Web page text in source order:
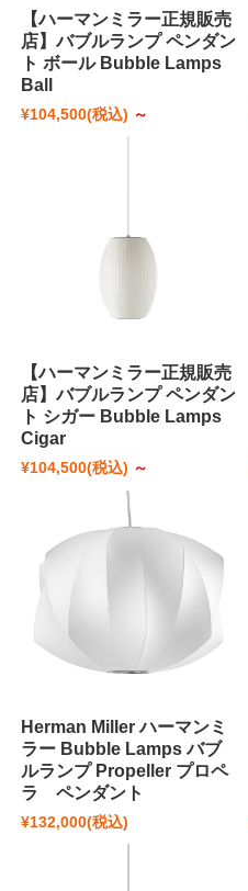
【ハーマンミラー正規販売
店】バブルランプ ペンダン
ト ボール Bubble Lamps
Ball
¥104,500(税込) ～
【ハーマンミラー正規販売
店】バブルランプ ペンダン
ト シガー Bubble Lamps
Cigar
¥104,500(税込) ～
Herman Miller ハーマンミ
ラー Bubble Lamps バブ
ルランプ Propeller プロペ
ラ ペンダント
¥132,000(税込)